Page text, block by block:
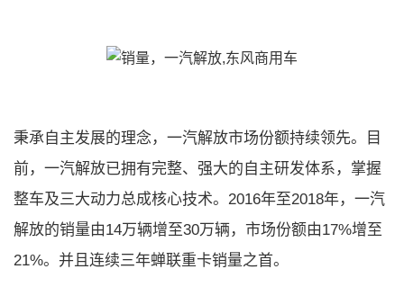
秉承自主发展的理念，一汽解放市场份额持续领先。目
前，一汽解放已拥有完整、强大的自主研发体系，掌握
整车及三大动力总成核心技术。2016年至2018年，一汽
解放的销量由14万辆增至30万辆，市场份额由17%增至
21%。并且连续三年蝉联重卡销量之首。